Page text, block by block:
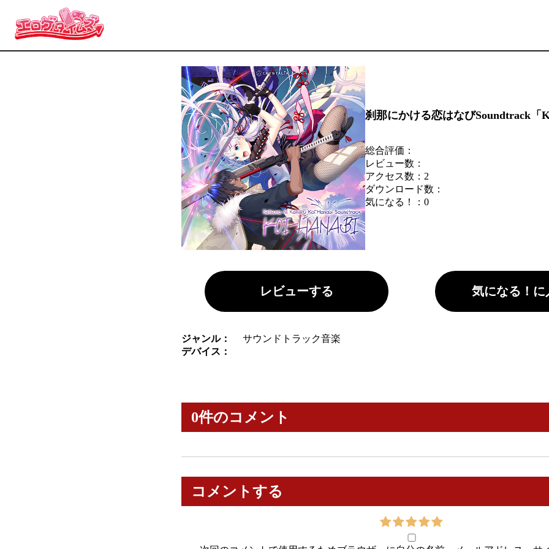
刹那にかける恋はなびSoundtrack
総合評価：
レビュー数：
アクセス数：2
ダウンロード数：
気になる！： 0
レビューする 気になる！に
ジャンル： サウンドトラック音楽
デバイス：
0件のコメント
コメントする